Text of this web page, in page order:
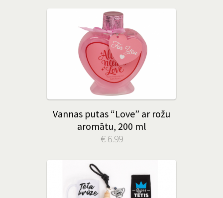
Vannas putas “Love” ar rožu
aromātu, 200 ml
€ 6.99